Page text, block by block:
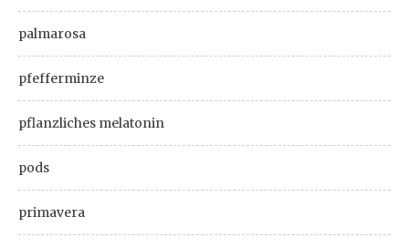
palmarosa
pfefferminze
pflanzliches melatonin
pods
primavera